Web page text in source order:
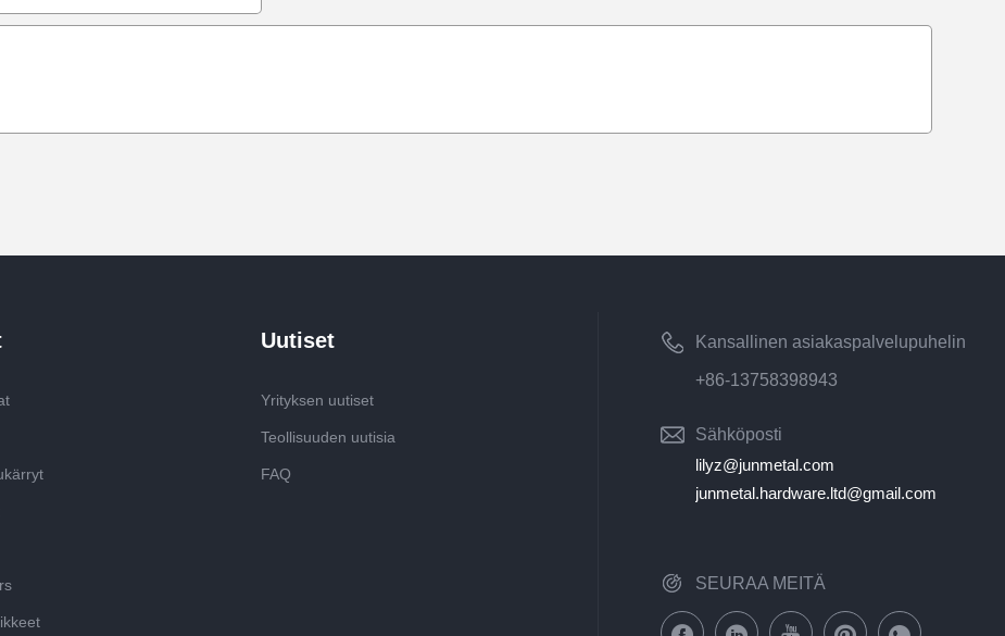
Kansallinen asiakaspalvelupuhelin
+86-13758398943
Sähköposti
lilyz@junmetal.com
junmetal.hardware.ltd@gmail.com
SEURAA MEITÄ
Uutiset
Yrityksen uutiset
Teollisuuden uutisia
FAQ